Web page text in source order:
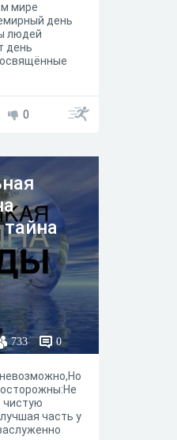
мире
день
людей
день
а каждый
насколько
и во
природу.
0
733 0
чистую
часть у